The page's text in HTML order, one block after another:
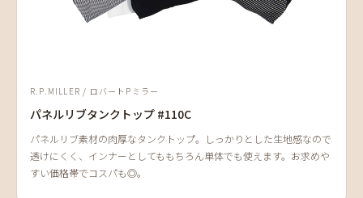
R.P.MILLER / ロバートPミラー
パネルリブタンクトップ #110C
パネルリブ素材の肉厚なタンクトップ。しっかりとした生地感なので
透けにくく、インナーとしてももちろん単体でも使えます。お求めや
すい価格帯でコスパも◎。